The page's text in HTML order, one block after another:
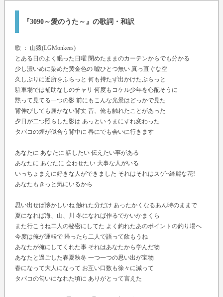
『3090～愛のうた～』の歌詞・和訳
歌 ： 山猿(LGMonkees)
とある日のよく眠った日曜 閉めたままのカーテンからでも分かる
少し濃いめに染めた黄金色の 嘘ひとつ無い 真っ直ぐな空
久しぶりに近所をふらっと 何も持たず出かけたぶらっと
駐車場では補助なしのチャリ 何度もコケル少年を心配そうに
黙って見てる一つの影 前にもこんな光景はどっかで見た
背伸びしても届かない背丈 昔、俺も触れたことがあった
夕日が二つ照らした影は あっというまにすれ変わった
タバコの煙が似合う背中に 春にでも会いに行きます
あなたに あなたに 話したい 伝えたい事がある
あなたに あなたに 会わせたい 大事な人がいる
いっちょまえに好きな人ができました それはそれはスゲ~綺麗な花!
あなたもきっと気にいるから
思い出せば懐かしいね 触れた分だけ あったかくなるあん時のままで
夏になれば海、山、川 冬になれば作るでかいかまくら
また行こうね二人の秘密にしてた よく釣れたあのポイントの釣り場へ
今度は俺が運転で 帰ったら二人で語って飲もうね
あなたが俺にしてくれた事 それはあなたから学んだ物
あなたと過ごした春夏秋冬 一つ一つの思い出が宝物
春になって大人になって お互い口数も徐々に減って
タバコの匂いになれた頃に ありがとって言えた